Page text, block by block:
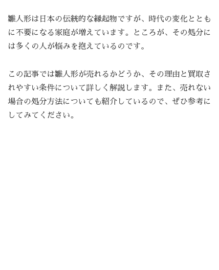
雛人形は日本の伝統的な縁起物ですが、時代の変化ととも
に不要になる家庭が増えています。ところが、その処分に
は多くの人が悩みを抱えているのです。
この記事では雛人形が売れるかどうか、その理由と買取さ
れやすい条件について詳しく解説します。また、売れない
場合の処分方法についても紹介しているので、ぜひ参考に
してみてください。